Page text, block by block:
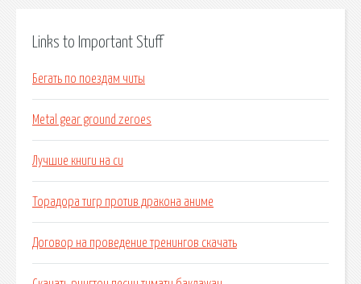
Links to Important Stuff
Бегать по поездам читы
Metal gear ground zeroes
Лучшие книги на си
Торадора тигр против дракона аниме
Договор на проведение тренингов скачать